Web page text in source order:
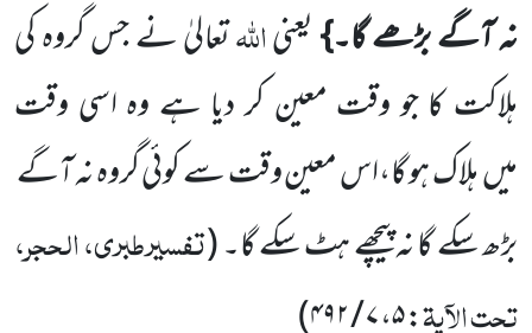
نہ آگے بڑھے گا۔}یعنیاللّٰہتعالیٰ نے جس گروہ کی
ہلاکت کا جو وقت معین کر دیا ہے وہ اسی وقت
میںہلاک ہو گا،اس معین وقت سے کوئی گروہ نہ آگے
بڑھ سکے گا نہ پیچھے ہٹ سکے گا۔(تفسیرطبری، الحجر،
تحت الآیۃ: ۵، ۷ / ۴۹۲ )